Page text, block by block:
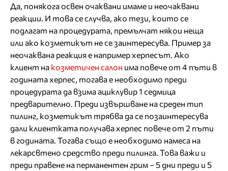
Да, понякога освен очаквани имаме и неочаквани
реакции. И това се случва, ако тези, които се
подлагат на процедурата, премълчат някои неща
или ако козметикът не се заинтересува. Пример за
неочаквана реакция е например херпесът. Ако
клиент на козметичен салон има повече от 4 пъти в
годината херпес, тогава е необходимо преди
процедурата да взима ациклувир 1 седмица
предварително. Преди извършване на среден тип
пилинг, козметикът трябва да се позаинтересува
дали клиентката получава херпес повече от 2 пъти
в годината. Тогава също е необходимо намеса на
лекарсвтено средство преди пилинга. Това важи и
преди правене на перманентен грим – 5 дни преди и 5